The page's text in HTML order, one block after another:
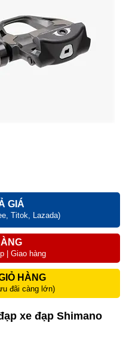
GIÁ
Titok, Lazada)
| Giao hàng
HÀNG
đãi càng lớn)
xe đạp Shimano